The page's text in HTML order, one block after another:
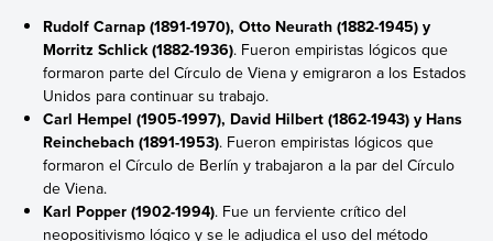
Rudolf Carnap (1891-1970), Otto Neurath (1882-1945) y
Morritz Schlick (1882-1936). Fueron empiristas lógicos que
formaron parte del Círculo de Viena y emigraron a los Estados
Unidos para continuar su trabajo.
Carl Hempel (1905-1997), David Hilbert (1862-1943) y Hans
Reinchebach (1891-1953). Fueron empiristas lógicos que
formaron el Círculo de Berlín y trabajaron a la par del Círculo
de Viena.
Karl Popper (1902-1994). Fue un ferviente crítico del
neopositivismo lógico y se le adjudica el uso del método